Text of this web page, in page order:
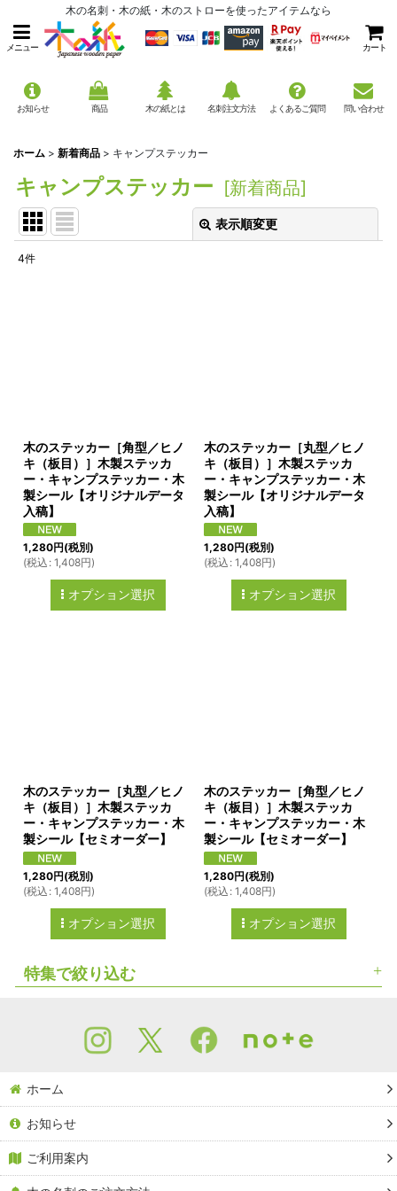
木の名刺・木の紙・木のストローを使ったアイテムなら
メニュー カート
お知らせ 商品 木の紙とは 名刺注文方法 よくあるご質問 問い合わせ
ホーム > 新着商品 > キャンプステッカー
キャンプステッカー [新着商品]
表示順変更
4件
木のステッカー［角型／ヒノ
キ（板目）］木製ステッカ
ー・キャンプステッカー・木
製シール【オリジナルデータ
入稿】
1,280円(税別)
(税込 : 1,408円)
オプション選択
木のステッカー［丸型／ヒノ
キ（板目）］木製ステッカ
ー・キャンプステッカー・木
製シール【オリジナルデータ
入稿】
1,280円(税別)
(税込 : 1,408円)
オプション選択
木のステッカー［丸型／ヒノ
キ（板目）］木製ステッカ
ー・キャンプステッカー・木
製シール【セミオーダー】
1,280円(税別)
(税込 : 1,408円)
オプション選択
木のステッカー［角型／ヒノ
キ（板目）］木製ステッカ
ー・キャンプステッカー・木
製シール【セミオーダー】
1,280円(税別)
(税込 : 1,408円)
オプション選択
特集で絞り込む
木のショップカード（木製ショップカード）
竹の名刺（竹製名刺）
Ａ４サイズ（木の紙）
Ａ３サイズ（木の紙）
ホーム
お知らせ
ご利用案内